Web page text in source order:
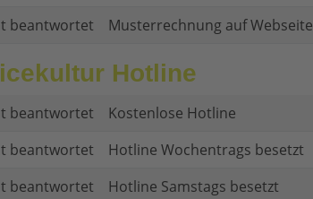
beantwortet
Musterrechnung auf Webseite
Hotline
beantwortet
Kostenlose Hotline
beantwortet
Hotline Wochentrags besetzt
beantwortet
Hotline Samstags besetzt